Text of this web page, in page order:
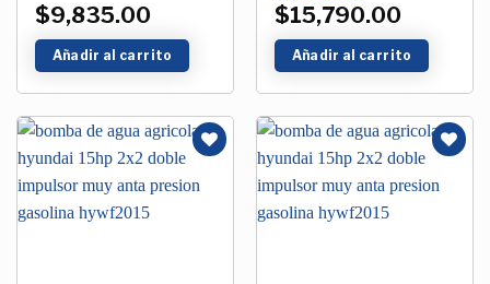
$9,835.00
Añadir al carrito
$15,790.00
Añadir al carrito
Añadir
Añadir